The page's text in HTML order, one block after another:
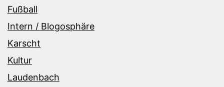
Fußball
Intern / Blogosphäre
Karscht
Kultur
Laudenbach